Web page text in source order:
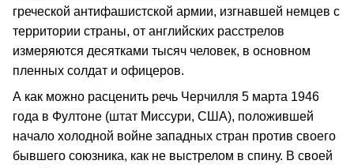
греческой антифашистской армии, изгнавшей немцев с
территории страны, от английских расстрелов
измеряются десятками тысяч человек, в основном
пленных солдат и офицеров.
А как можно расценить речь Черчилля 5 марта 1946
года в Фултоне (штат Миссури, США), положившей
начало холодной войне западных стран против своего
бывшего союзника, как не выстрелом в спину. В своей